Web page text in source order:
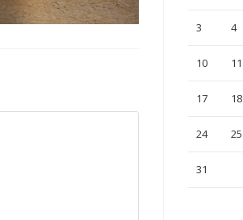
3 4
10 11
17 18
24 25
31